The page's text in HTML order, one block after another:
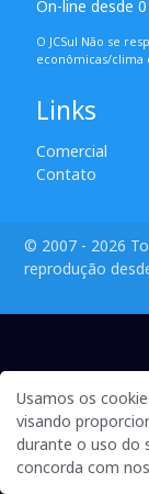
On-line desde
O JCSul Não se
econômicas/clima
Links
Comercial
Contato
© 2007 - 2026
reprodução
Usamos os
visando
durante o uso do
concorda com